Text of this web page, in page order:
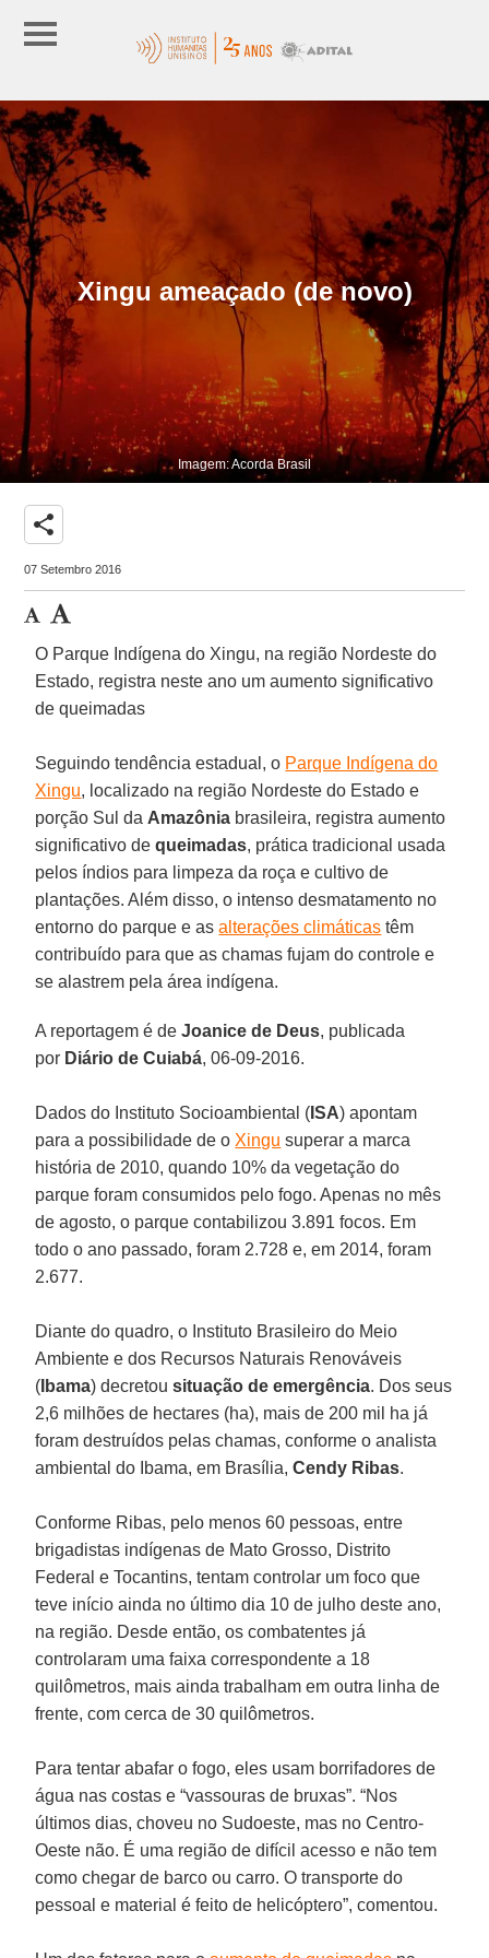
Xingu ameaçado (de novo)
Imagem: Acorda Brasil
share
07 Setembro 2016
O Parque Indígena do Xingu, na região Nordeste do
Estado, registra neste ano um aumento significativo
de queimadas
Seguindo tendência estadual, o Parque Indígena do
Xingu, localizado na região Nordeste do Estado e
porção Sul da Amazônia brasileira, registra aumento
significativo de queimadas, prática tradicional usada
pelos índios para limpeza da roça e cultivo de
plantações. Além disso, o intenso desmatamento no
entorno do parque e asalterações climáticas têm
contribuído para que as chamas fujam do controle e
se alastrem pela área indígena.
A reportagem é deJoanice de Deus, publicada
por Diário de Cuiabá, 06-09-2016.
Dados do Instituto Socioambiental ( ISA) apontam
para a possibilidade de o Xingu superar a marca
história de 2010, quando 10% da vegetação do
parque foram consumidos pelo fogo. Apenas no mês
de agosto, o parque contabilizou 3.891 focos. Em
todo o ano passado, foram 2.728 e, em 2014, foram
2.677.
Diante do quadro, o Instituto Brasileiro do Meio
Ambiente e dos Recursos Naturais Renováveis
( Ibama) decretousituação de emergência. Dos seus
2,6 milhões de hectares (ha), mais de 200 mil ha já
foram destruídos pelas chamas, conforme o analista
ambiental do Ibama, em Brasília,Cendy Ribas.
Conforme Ribas, pelo menos 60 pessoas, entre
brigadistas indígenas de Mato Grosso, Distrito
Federal e Tocantins, tentam controlar um foco que
teve início ainda no último dia 10 de julho deste ano,
na região. Desde então, os combatentes já
controlaram uma faixa correspondente a 18
quilômetros, mais ainda trabalham em outra linha de
frente, com cerca de 30 quilômetros.
Para tentar abafar o fogo, eles usam borrifadores de
água nas costas e “vassouras de bruxas”. “Nos
últimos dias, choveu no Sudoeste, mas no Centro-
Oeste não. É uma região de difícil acesso e não tem
como chegar de barco ou carro. O transporte do
pessoal e material é feito de helicóptero”, comentou.